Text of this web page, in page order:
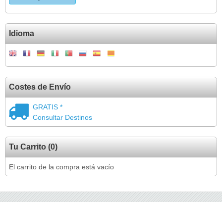
Idioma
Costes de Envío
GRATIS *
Consultar Destinos
Tu Carrito (0)
El carrito de la compra está vacío